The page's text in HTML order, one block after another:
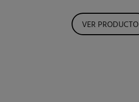
VER PRODUCTO